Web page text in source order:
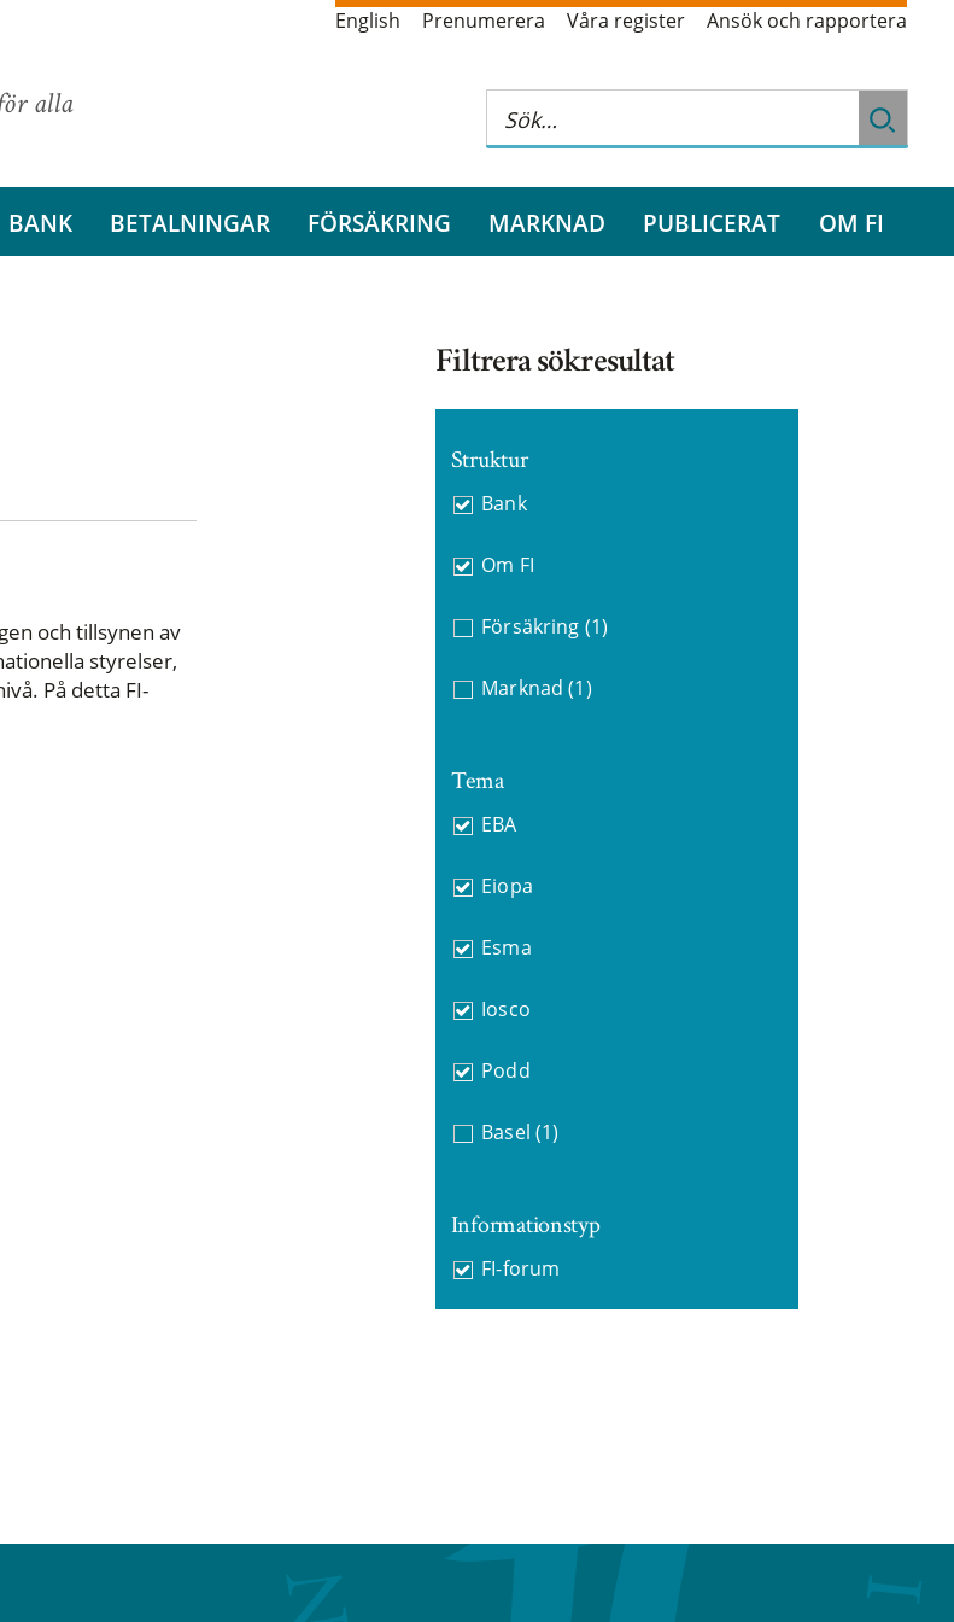
alla
English Prenumerera Våra register Ansök och rapportera
BANK BETALNINGAR FÖRSÄKRING MARKNAD PUBLICERAT OM FI
och tillsynen av
styrelser,
På detta FI-
Filtrera sökresultat
Struktur
Bank
Om FI
Försäkring (1)
Marknad (1)
Tema
EBA
Eiopa
Esma
Iosco
Podd
Basel (1)
Informationstyp
FI-forum